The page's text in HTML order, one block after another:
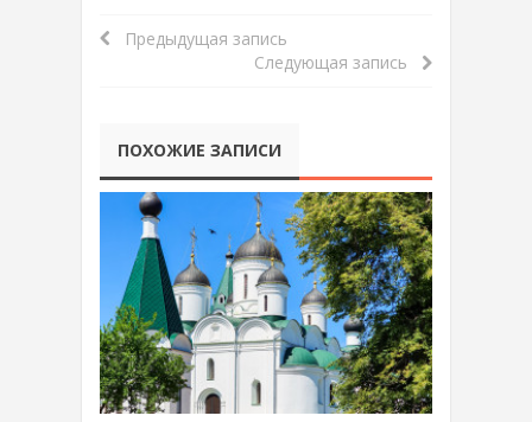
Предыдущая запись
Следующая запись
ПОХОЖИЕ ЗАПИСИ